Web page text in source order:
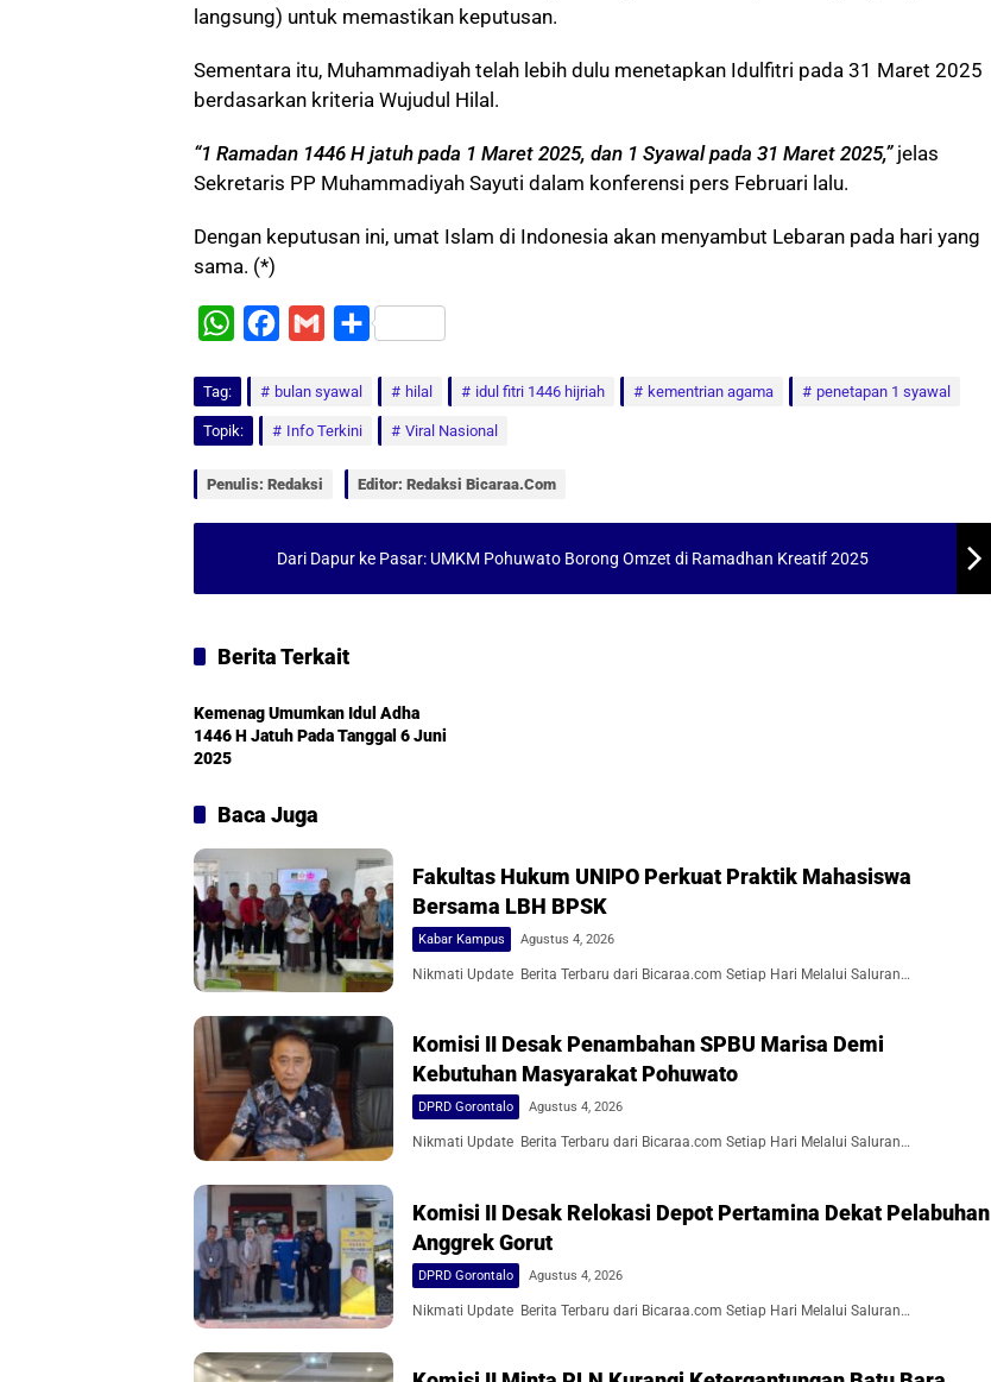
langsung) untuk memastikan keputusan.
Sementara itu, Muhammadiyah telah lebih dulu menetapkan Idulfitri pada 31 Maret 2025
berdasarkan kriteria Wujudul Hilal.
“1 Ramadan 1446 H jatuh pada 1 Maret 2025, dan 1 Syawal pada 31 Maret 2025,”jelas
Sekretaris PP Muhammadiyah Sayuti dalam konferensi pers Februari lalu.
Dengan keputusan ini, umat Islam di Indonesia akan menyambut Lebaran pada hari yang
sama. (*)
W
t
c
e
k
a
i
S
Tag: bulan syawal hilal idul fitri 1446 hijriah kementrian agama penetapan 1 syawal
Topik: Info Terkini Viral Nasional
Penulis: Redaksi Editor: Redaksi Bicaraa.com
Dari Dapur ke Pasar: UMKM Pohuwato Borong Omzet di Ramadhan Kreatif 2025
Berita Terkait
Nasional
Kemenag Umumkan Idul Adha
1446 H Jatuh Pada Tanggal 6 Juni
2025
Baca Juga
Fakultas Hukum UNIPO Perkuat Praktik Mahasiswa
Bersama LBH BPSK
Kabar Kampus Agustus 4, 2026
Nikmati Update Berita Terbaru dari Bicaraa.com Setiap Hari Melalui Saluran…
Komisi II Desak Penambahan SPBU Marisa Demi
Kebutuhan Masyarakat Pohuwato
DPRD Gorontalo Agustus 4, 2026
Nikmati Update Berita Terbaru dari Bicaraa.com Setiap Hari Melalui Saluran…
Komisi II Desak Relokasi Depot Pertamina Dekat Pelabuhan
Anggrek Gorut
DPRD Gorontalo Agustus 4, 2026
Nikmati Update Berita Terbaru dari Bicaraa.com Setiap Hari Melalui Saluran…